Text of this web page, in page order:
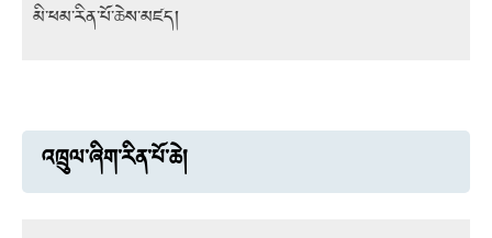
མི་ཕམ་རིན་པོ་ཆེས་མཛད།
འཁྲུལ་ཞིག་རིན་པོ་ཆེ།